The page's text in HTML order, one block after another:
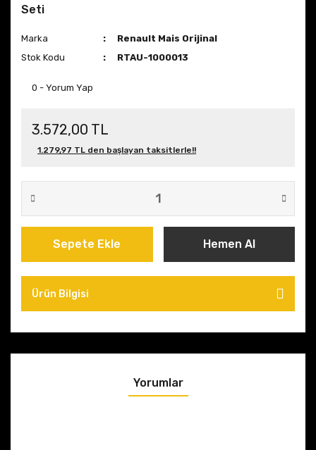
Seti
Marka
Renault Mais Orijinal
Stok Kodu
RTAU-1000013
0 - Yorum Yap
3.572,00 TL
1.279,97 TL den başlayan taksitlerle!!
Sepete Ekle Hemen Al
Ürün Bilgisi
Yorumlar